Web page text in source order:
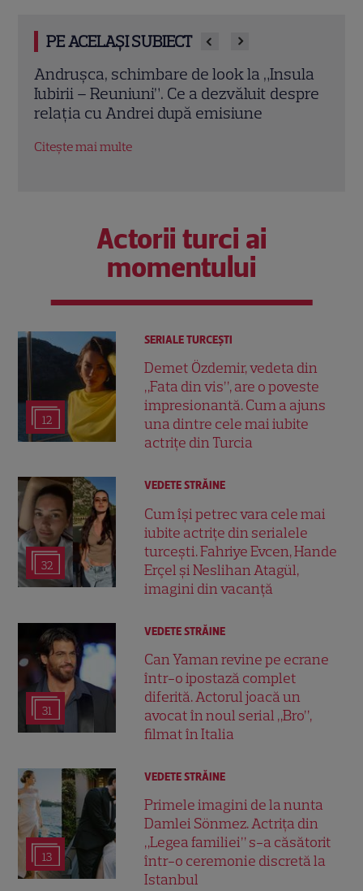
PE ACELAȘI SUBIECT
Andrușca, schimbare de look la „Insula
Iubirii – Reuniuni”. Ce a dezvăluit despre
relația cu Andrei după emisiune
Citește mai multe
Actorii turci ai
momentului
12
SERIALE TURCEŞTI
Demet Özdemir, vedeta din
„Fata din vis”, are o poveste
impresionantă. Cum a ajuns
una dintre cele mai iubite
actrițe din Turcia
32
VEDETE STRĂINE
Cum își petrec vara cele mai
iubite actrițe din serialele
turcești. Fahriye Evcen, Hande
Erçel și Neslihan Atagül,
imagini din vacanță
31
VEDETE STRĂINE
Can Yaman revine pe ecrane
într-o ipostază complet
diferită. Actorul joacă un
avocat în noul serial „Bro”,
filmat în Italia
13
VEDETE STRĂINE
Primele imagini de la nunta
Damlei Sönmez. Actrița din
„Legea familiei” s-a căsătorit
într-o ceremonie discretă la
Istanbul